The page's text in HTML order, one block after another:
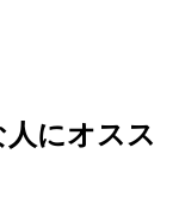
にオスス